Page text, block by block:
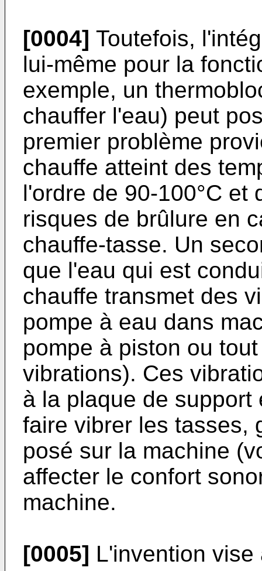
[0004] Toutefois,
lui-même pour la
exemple, un
chauffer l'eau) peut
premier problème
chauffe atteint des
l'ordre de 90-100°C et
risques de brûlure en
chauffe-tasse. Un
que l'eau qui est
chauffe transmet des
pompe à eau dans
pompe à piston ou
vibrations). Ces
à la plaque de
faire vibrer les tasses,
posé sur la machine
affecter le confort
machine.
[0005] L'invention